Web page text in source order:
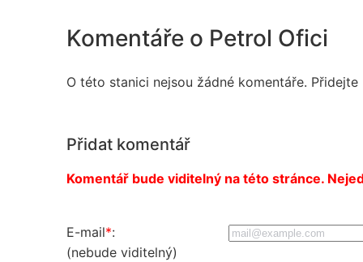
Komentáře o Petrol Ofici
O této stanici nejsou žádné komentáře. Přidejte
Přidat komentář
Komentář bude viditelný na této stránce.
E-mail*:
(nebude viditelný)